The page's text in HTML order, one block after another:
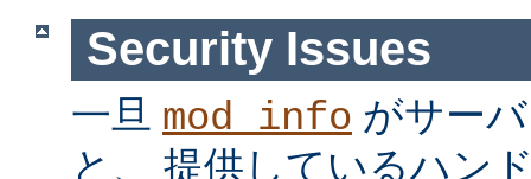
Security Issues
一旦 mod_info がサー
と、 提供しているハン